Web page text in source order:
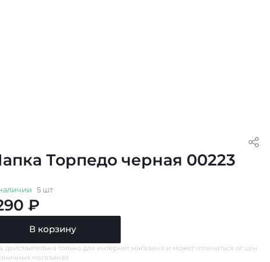
Торпедо черная 00223
5 шт
₽
В корзину
действительна только для интернет магазина и может отличаться от цен
магазинах